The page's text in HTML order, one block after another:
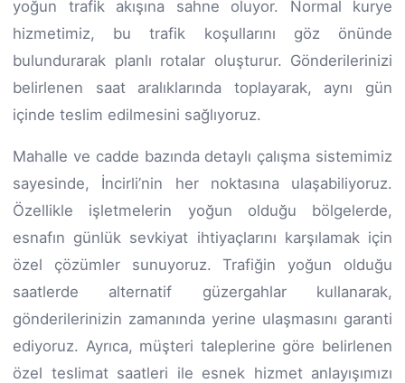
yoğun trafik akışına sahne oluyor. Normal kurye
hizmetimiz, bu trafik koşullarını göz önünde
bulundurarak planlı rotalar oluşturur. Gönderilerinizi
belirlenen saat aralıklarında toplayarak, aynı gün
içinde teslim edilmesini sağlıyoruz.
Mahalle ve cadde bazında detaylı çalışma sistemimiz
sayesinde, İncirli’nin her noktasına ulaşabiliyoruz.
Özellikle işletmelerin yoğun olduğu bölgelerde,
esnafın günlük sevkiyat ihtiyaçlarını karşılamak için
özel çözümler sunuyoruz. Trafiğin yoğun olduğu
saatlerde alternatif güzergahlar kullanarak,
gönderilerinizin zamanında yerine ulaşmasını garanti
ediyoruz. Ayrıca, müşteri taleplerine göre belirlenen
özel teslimat saatleri ile esnek hizmet anlayışımızı